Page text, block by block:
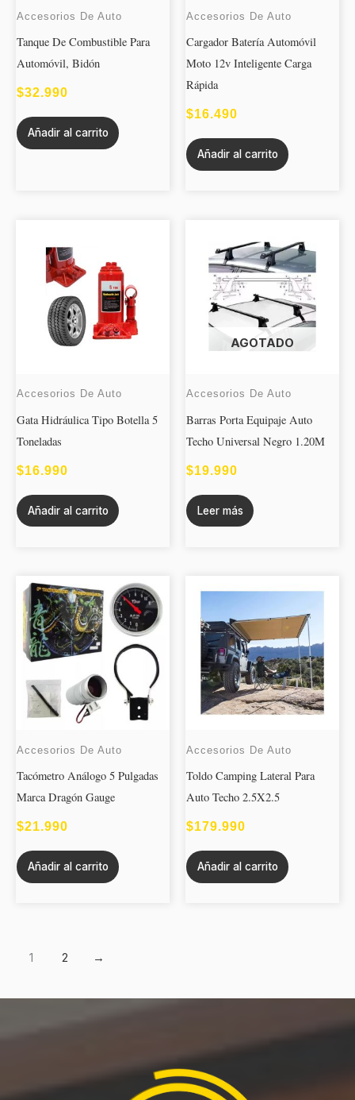
Accesorios De Auto
Tanque De Combustible Para
Automóvil, Bidón
$32.990
Añadir al carrito
Accesorios De Auto
Cargador Batería Automóvil
Moto 12v Inteligente Carga
Rápida
$16.490
Añadir al carrito
Accesorios De Auto
Gata Hidráulica Tipo Botella 5
Toneladas
$16.990
Añadir al carrito
AGOTADO
Accesorios De Auto
Barras Porta Equipaje Auto
Techo Universal Negro 1.20M
$19.990
Leer más
Accesorios De Auto
Tacómetro Análogo 5 Pulgadas
Marca Dragón Gauge
$21.990
Añadir al carrito
Accesorios De Auto
Toldo Camping Lateral Para
Auto Techo 2.5X2.5
$179.990
Añadir al carrito
1 2 →